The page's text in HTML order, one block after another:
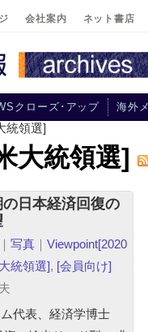
会社案内 ネット書店
クローズ･アップ 海外
統領選]
大統領選]
の日本経済回復の
｜ 写真 ｜ Viewpoint[2020
統領選], [会員向け]
代表、経済学博士